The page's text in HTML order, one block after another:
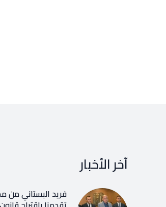
آخر الأخبار
فريد البستاني من